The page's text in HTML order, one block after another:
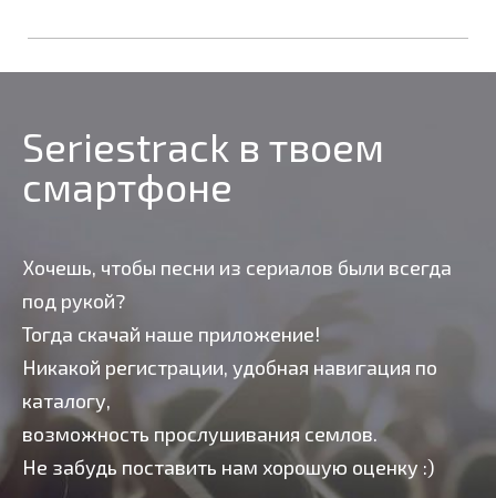
Seriestrack в твоем
смартфоне
Хочешь, чтобы песни из сериалов были всегда
под рукой?
Тогда скачай наше приложение!
Никакой регистрации, удобная навигация по
каталогу,
возможность прослушивания семлов.
Не забудь поставить нам хорошую оценку :)